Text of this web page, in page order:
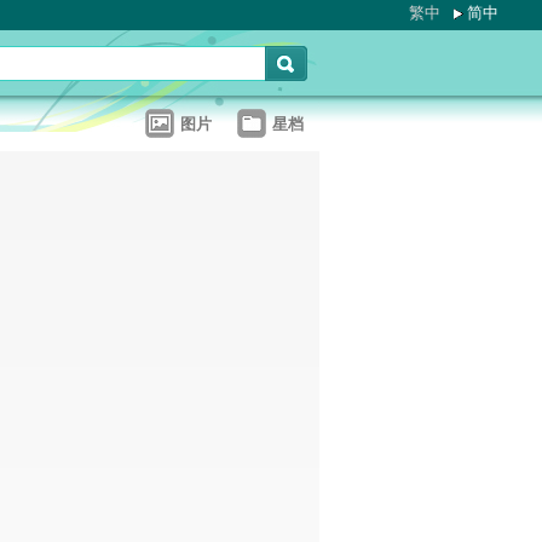
繁中 简中
图片 星档